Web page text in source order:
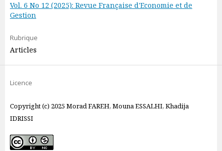
Vol. 6 No 12 (2025): Revue Française d'Economie et de
Gestion
Rubrique
Articles
Licence
Copyright (c) 2025 Morad FAREH, Mouna ESSALHI, Khadija
IDRISSI